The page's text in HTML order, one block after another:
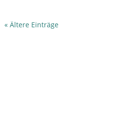
« Ältere Einträge